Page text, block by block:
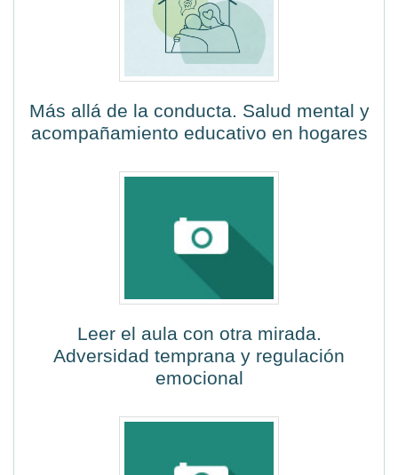
Más allá de la conducta. Salud mental y
acompañamiento educativo en hogares
Leer el aula con otra mirada.
Adversidad temprana y regulación
emocional